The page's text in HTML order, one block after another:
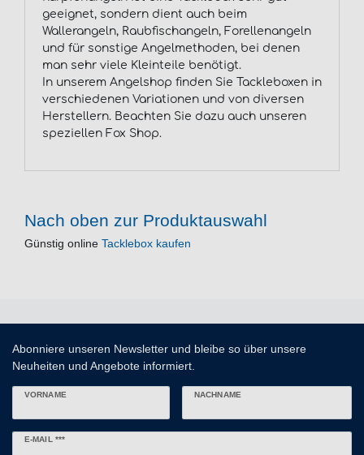
geeignet, sondern dient auch beim
Wallerangeln, Raubfischangeln, Forellenangeln
und für sonstige Angelmethoden, bei denen
man sehr viele Kleinteile benötigt.
In unserem Angelshop finden Sie Tackleboxen in
verschiedenen Variationen und von diversen
Herstellern. Beachten Sie dazu auch unseren
speziellen Fox Shop.
Nach oben zur Produktauswahl
Günstig online Tacklebox kaufen
Abonniere unseren Newsletter und bleibe so über unsere
Neuheiten und Angebote informiert.
VORNAME NACHNAME
E-MAIL ***
Newsletter